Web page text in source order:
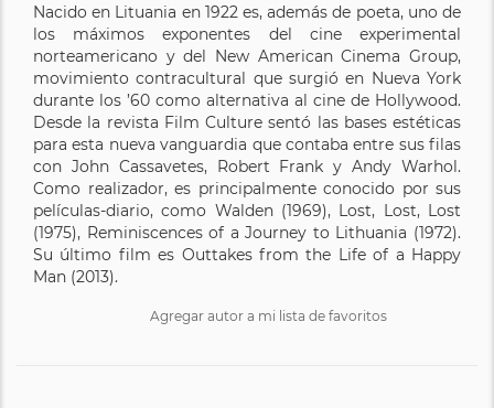
Nacido en Lituania en 1922 es, además de poeta, uno de
los máximos exponentes del cine experimental
norteamericano y del New American Cinema Group,
movimiento contracultural que surgió en Nueva York
durante los ’60 como alternativa al cine de Hollywood.
Desde la revista Film Culture sentó las bases estéticas
para esta nueva vanguardia que contaba entre sus filas
con John Cassavetes, Robert Frank y Andy Warhol.
Como realizador, es principalmente conocido por sus
películas-diario, como Walden (1969), Lost, Lost, Lost
(1975), Reminiscences of a Journey to Lithuania (1972).
Su último film es Outtakes from the Life of a Happy
Man (2013).
Agregar autor a mi lista de favoritos